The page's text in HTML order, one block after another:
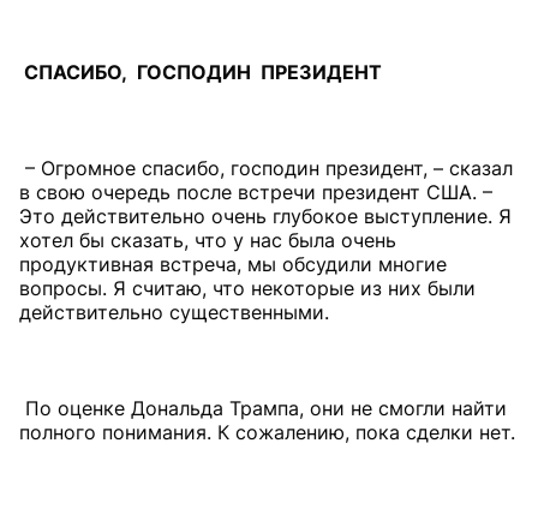
СПАСИБО, ГОСПОДИН ПРЕЗИДЕНТ
– Огромное спасибо, господин президент, – сказал
в свою очередь после встречи президент США. –
Это действительно очень глубокое выступление. Я
хотел бы сказать, что у нас была очень
продуктивная встреча, мы обсудили многие
вопросы. Я считаю, что некоторые из них были
действительно существенными.
По оценке Дональда Трампа, они не смогли найти
полного понимания. К сожалению, пока сделки нет.